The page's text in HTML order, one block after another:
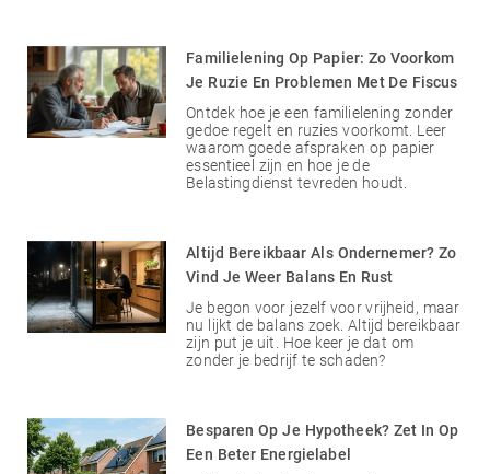
Familielening Op Papier: Zo Voorkom
Je Ruzie En Problemen Met De Fiscus
Ontdek hoe je een familielening zonder
gedoe regelt en ruzies voorkomt. Leer
waarom goede afspraken op papier
essentieel zijn en hoe je de
Belastingdienst tevreden houdt.
Altijd Bereikbaar Als Ondernemer? Zo
Vind Je Weer Balans En Rust
Je begon voor jezelf voor vrijheid, maar
nu lijkt de balans zoek. Altijd bereikbaar
zijn put je uit. Hoe keer je dat om
zonder je bedrijf te schaden?
Besparen Op Je Hypotheek? Zet In Op
Een Beter Energielabel